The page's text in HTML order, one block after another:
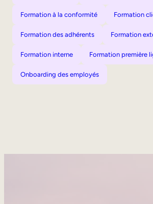
Formation à la conformité Formation
Formation des adhérents Formation
Formation interne Formation première
Onboarding des employés